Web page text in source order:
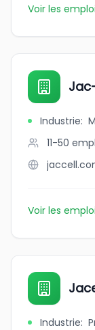
Voir les
Industrie:
11-50
Voir les
Industrie: